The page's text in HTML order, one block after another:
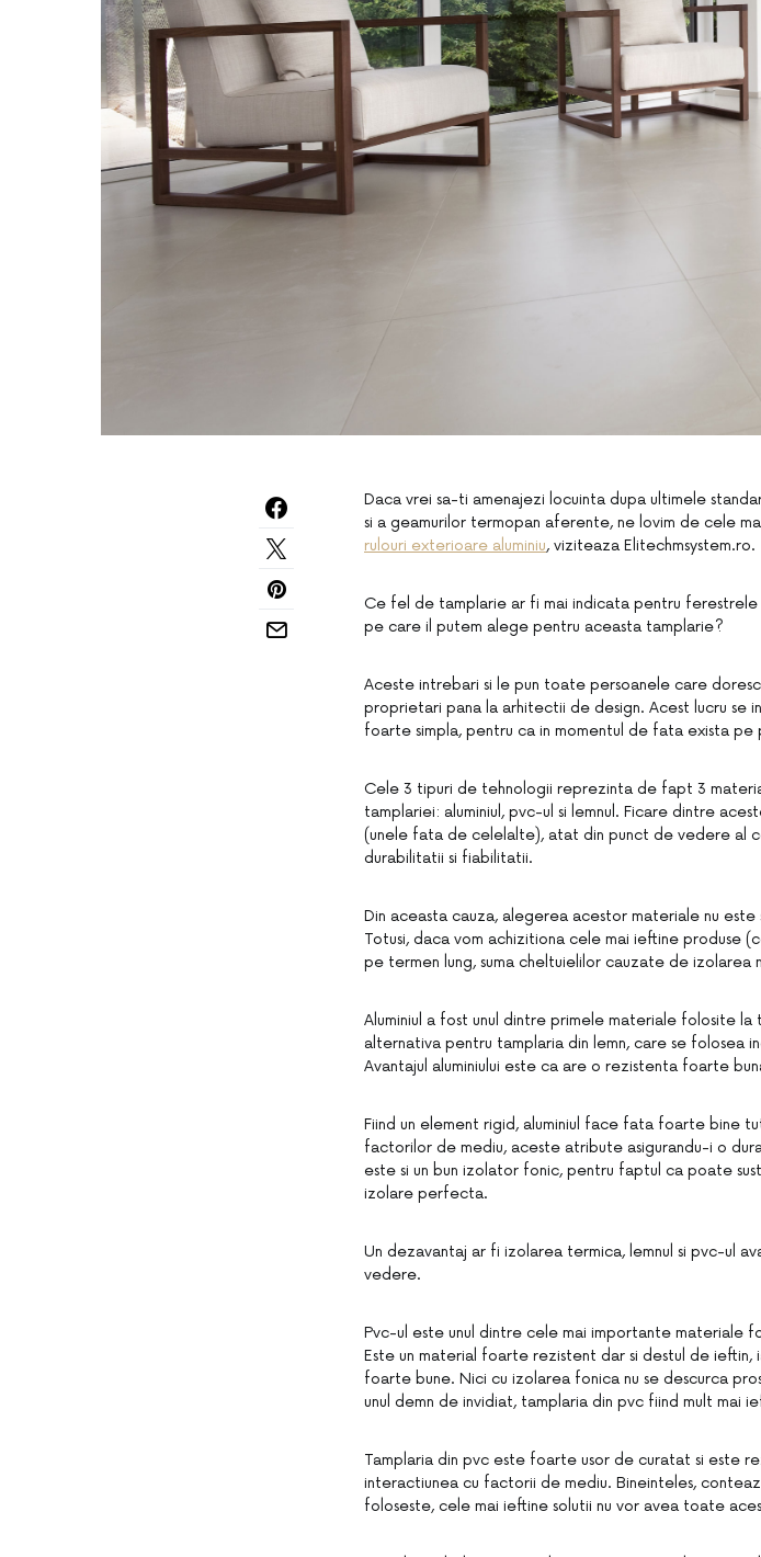
Daca vrei sa-ti amenajezi locuinta dupa ultimele
si a geamurilor termopan aferente, ne lovim de cele
rulouri exterioare aluminiu, viziteaza Elitechmsystem.ro.
Ce fel de tamplarie ar fi mai indicata pentru
pe care il putem alege pentru aceasta tamplarie?
Aceste intrebari si le pun toate persoanele care
proprietari pana la arhitectii de design. Acest lucru se
foarte simpla, pentru ca in momentul de fata exista
Cele 3 tipuri de tehnologii reprezinta de fapt 3
tamplariei: aluminiul, pvc-ul si lemnul. Ficare dintre
(unele fata de celelalte), atat din punct de vedere al
durabilitatii si fiabilitatii.
Din aceasta cauza, alegerea acestor materiale nu este
Totusi, daca vom achizitiona cele mai ieftine produse
pe termen lung, suma cheltuielilor cauzate de izolarea
Aluminiul a fost unul dintre primele materiale folosite
alternativa pentru tamplaria din lemn, care se folosea
Avantajul aluminiului este ca are o rezistenta foarte
Fiind un element rigid, aluminiul face fata foarte bine
factorilor de mediu, aceste atribute asigurandu-i o
este si un bun izolator fonic, pentru faptul ca poate
izolare perfecta.
Un dezavantaj ar fi izolarea termica, lemnul si pvc-ul
vedere.
Pvc-ul este unul dintre cele mai importante materiale
Este un material foarte rezistent dar si destul de
foarte bune. Nici cu izolarea fonica nu se descurca
unul demn de invidiat, tamplaria din pvc fiind mult mai
Tamplaria din pvc este foarte usor de curatat si este
interactiunea cu factorii de mediu. Bineinteles,
foloseste, cele mai ieftine solutii nu vor avea toate